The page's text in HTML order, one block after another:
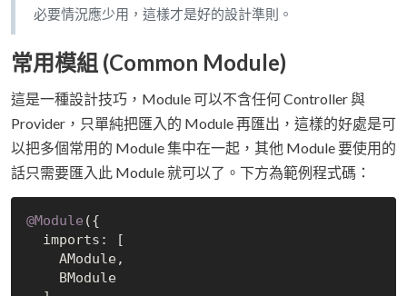
必要情況應少用，這樣才是好的設計準則。
常用模組 (Common Module)
這是一種設計技巧，Module 可以不含任何 Controller 與
Provider，只單純把匯入的 Module 再匯出，這樣的好處是可
以把多個常用的 Module 集中在一起，其他 Module 要使用的
話只需要匯入此 Module 就可以了。下方為範例程式碼：
@Module ({